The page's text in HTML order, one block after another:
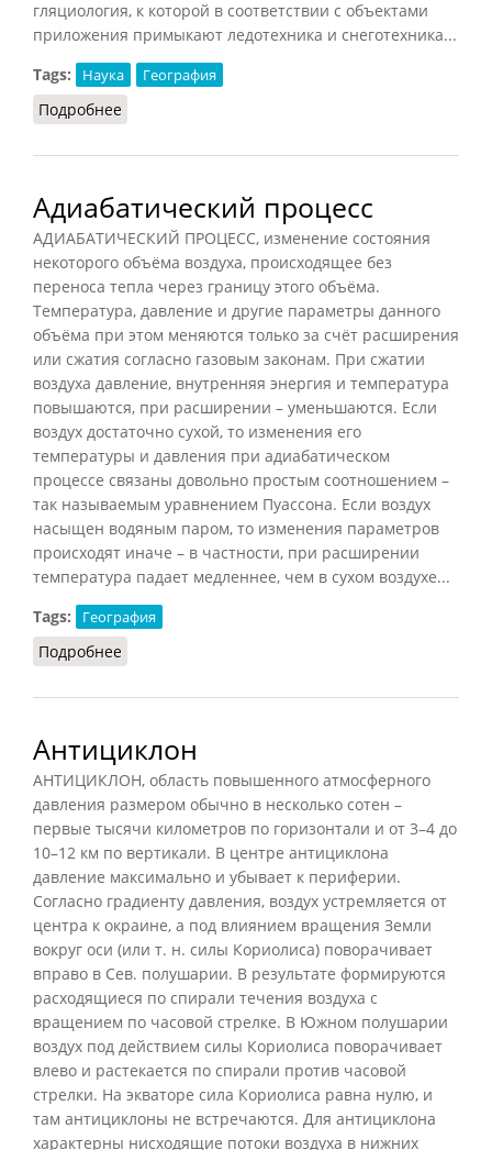
гляциология, к которой в соответствии с объектами
приложения примыкают ледотехника и снеготехника...
Tags:
Наука География
Подробнее
Адиабатический процесс
АДИАБАТИЧЕСКИЙ ПРОЦЕСС, изменение состояния
некоторого объёма воздуха, происходящее без
переноса тепла через границу этого объёма.
Температура, давление и другие параметры данного
объёма при этом меняются только за счёт расширения
или сжатия согласно газовым законам. При сжатии
воздуха давление, внутренняя энергия и температура
повышаются, при расширении – уменьшаются. Если
воздух достаточно сухой, то изменения его
температуры и давления при адиабатическом
процессе связаны довольно простым соотношением –
так называемым уравнением Пуассона. Если воздух
насыщен водяным паром, то изменения параметров
происходят иначе – в частности, при расширении
температура падает медленнее, чем в сухом воздухе...
Tags:
География
Подробнее
Антициклон
АНТИЦИКЛОН, область повышенного атмосферного
давления размером обычно в несколько сотен –
первые тысячи километров по горизонтали и от 3–4 до
10–12 км по вертикали. В центре антициклона
давление максимально и убывает к периферии.
Согласно градиенту давления, воздух устремляется от
центра к окраине, а под влиянием вращения Земли
вокруг оси (или т. н. силы Кориолиса) поворачивает
вправо в Сев. полушарии. В результате формируются
расходящиеся по спирали течения воздуха с
вращением по часовой стрелке. В Южном полушарии
воздух под действием силы Кориолиса поворачивает
влево и растекается по спирали против часовой
стрелки. На экваторе сила Кориолиса равна нулю, и
там антициклоны не встречаются. Для антициклона
характерны нисходящие потоки воздуха в нижних